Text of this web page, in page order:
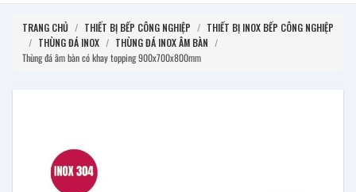
TRANG CHỦ / THIẾT BỊ BẾP CÔNG NGHIỆP / THIẾT BỊ INOX BẾP CÔNG NGHIỆP
/ THÙNG ĐÁ INOX / THÙNG ĐÁ INOX ÂM BÀN /
Thùng đá âm bàn có khay topping 900x700x800mm